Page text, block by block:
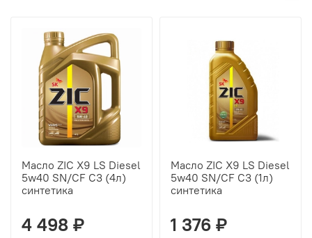
Масло ZIC X9 LS Diesel
5w40 SN/CF C3 (4л)
синтетика
4 498 ₽
Масло ZIC X9 LS Diesel
5w40 SN/CF C3 (1л)
синтетика
1 376 ₽